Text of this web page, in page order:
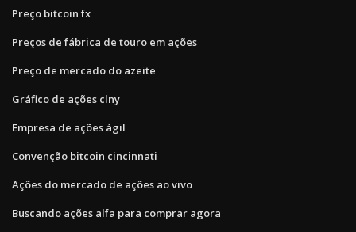
Preço bitcoin fx
Preços de fábrica de touro em ações
Preço de mercado do azeite
Gráfico de ações clny
Empresa de ações ágil
Convenção bitcoin cincinnati
Ações do mercado de ações ao vivo
Buscando ações alfa para comprar agora